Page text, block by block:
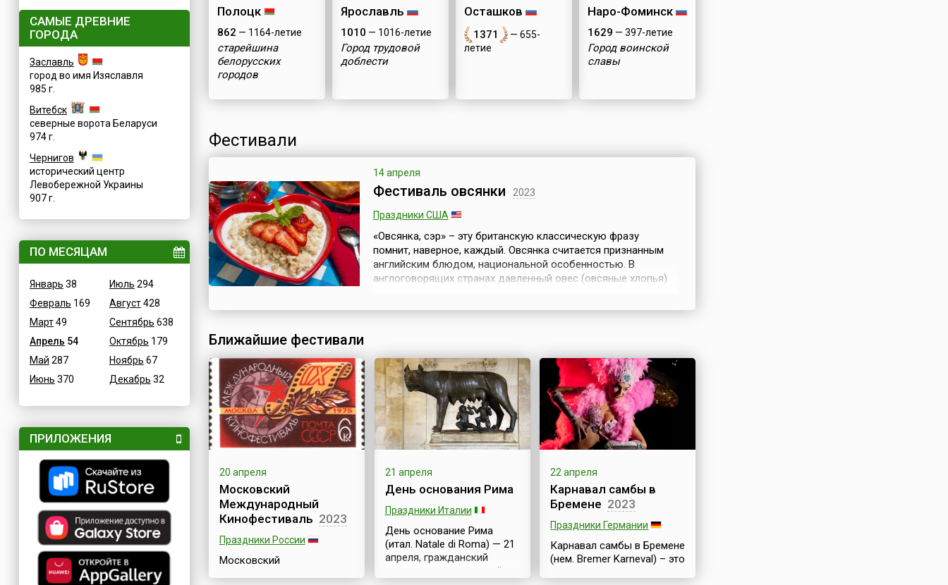
САМЫЕ ДРЕВНИЕ
ГОРОДА
Заславль
город во имя Изяславля
985 г.
Витебск
северные ворота Беларуси
974 г.
Чернигов
исторический центр
Левобережной Украины
907 г.
ПО МЕСЯЦАМ
Январь 38
Февраль 169
Март49
Апрель 54
Май 287
Июнь 370
Июль 294
Август428
Сентябрь 638
Октябрь 179
Ноябрь 67
Декабрь 32
ПРИЛОЖЕНИЯ
Полоцк
862 — 1164-летие
старейшина
белорусских
городов
Ярославль
1010 — 1016-летие
Город трудовой
доблести
Осташков
1371
— 655-
летие
Наро-Фоминск
1629 — 397-летие
Город воинской
славы
Фестивали
14 апреля
Фестиваль овсянки
2023
Праздники США
«Овсянка, сэр» – эту британскую классическую фразу
помнит, наверное, каждый. Овсянка считается признанным
английским блюдом, национальной особенностью. В
англоговорящих странах давленный овес (овсяные хлопья)
Ближайшие фестивали
20 апреля
Московский
Международный
Кинофестиваль 2023
Праздники России
Московский
21 апреля
День основания Рима
Праздники Италии
День основание Рима
(итал. Natale di Roma) — 21
апреля, гражданский
праздник, не являющийся
22 апреля
Карнавал самбы в
Бремене 2023
Праздники Германии
Карнавал самбы в Бремене
(нем. Bremer Karneval) – это